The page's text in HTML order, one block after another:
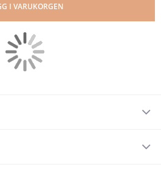
I VARUKORGEN